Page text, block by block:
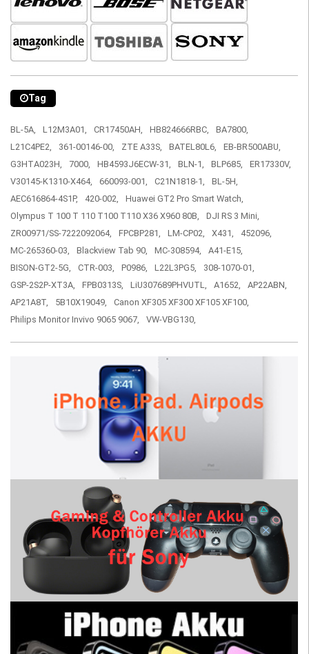
Tag
BL-5A, L12M3A01, CR17450AH, HB824666RBC,
BA7800,
L21C4PE2,
361-00146-00, ZTE A33S, BATEL80L6,
EB-BR500ABU,
G3HTA023H,
7000, HB4593J6ECW-31, BLN-1, BLP685,
ER17330V,
V30145-K1310-X464,
660093-001, C21N1818-1,
BL-5H,
AEC616864-4S1P,
420-002,
Huawei GT2 Pro Smart Watch,
Olympus T 100 T 110 T100 T110 X36 X960 80B,
DJI RS 3 Mini,
ZR00971/SS-7222092064,
FPCBP281, LM-CP02, X431,
452096,
MC-265360-03,
Blackview Tab 90, MC-308594,
A41-E15,
BISON-GT2-5G,
CTR-003, P0986, L22L3PG5,
308-1070-01,
GSP-2S2P-XT3A,
FPB0313S, LiU307689PHVUTL, A1652,
AP22ABN,
AP21A8T,
5B10X19049,
Canon XF305 XF300 XF105 XF100,
Philips Monitor Invivo 9065 9067,
VW-VBG130,